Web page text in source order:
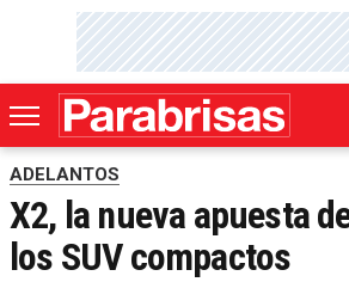
ADELANTOS
X2, la nueva apuesta
los SUV compactos